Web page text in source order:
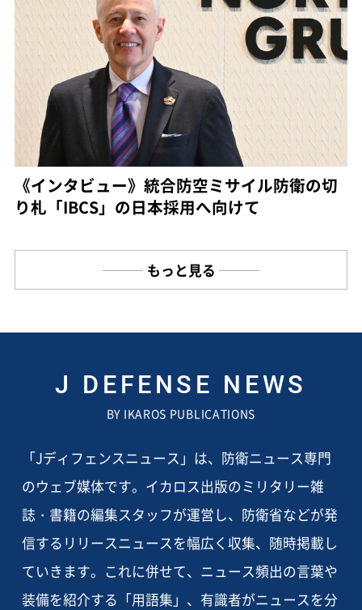
《インタビュー》統合防空ミサイル防衛の切
り札「IBCS」の日本採用へ向けて
もっと見る
J DEFENSE NEWS
BY IKAROS PUBLICATIONS
「Jディフェンスニュース」は、防衛ニュース専門
のウェブ媒体です。イカロス出版のミリタリー雑
誌・書籍の編集スタッフが運営し、防衛省などが発
信するリリースニュースを幅広く収集、随時掲載し
ていきます。これに併せて、ニュース頻出の言葉や
装備を紹介する「用語集」、有識者がニュースを分